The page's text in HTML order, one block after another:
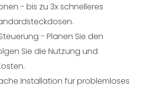
- bis zu 3x schnelleres
- Planen Sie den
Sie die Nutzung und
Installation für problemloses